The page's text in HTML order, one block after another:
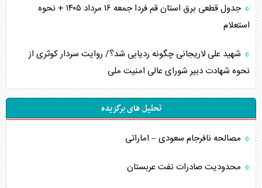
جدول قطعی برق استان قم فردا جمعه ۱۶ مرداد ۱۴۰۵ + نحوه
استعلام
شهید علی لاریجانی چگونه ردیابی شد؟/ روایت سردار کوثری از
نحوه شهادت دبیر شورای عالی امنیت ملی
تحلیل های برگزیده
مصالحه نافرجام سعودی – اماراتی
محدودیت صادرات نفت عربستان